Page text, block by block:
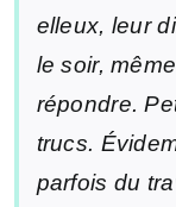
elleux, leur
le soir,
répondre.
trucs.
parfois du